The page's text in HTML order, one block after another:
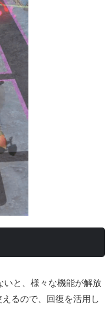
と、様々な機能が解放
るので、回復を活用し